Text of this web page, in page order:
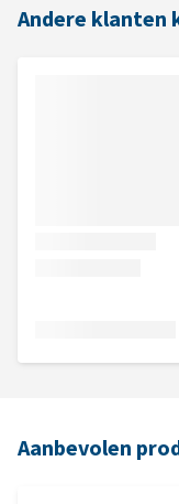
Andere klanten
Aanbevolen